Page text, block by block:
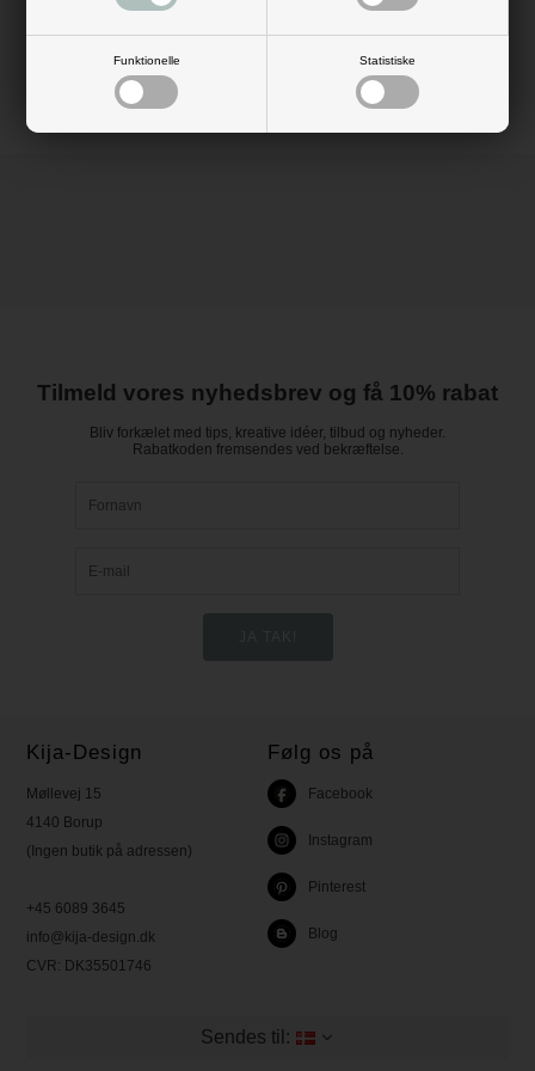
Funktionelle Statistiske
Materiale: papir 160 gram
Tilmeld vores nyhedsbrev og få 10% rabat
Bliv forkælet med tips, kreative idéer, tilbud og nyheder.
Rabatkoden fremsendes ved bekræftelse.
Kija-Design
Møllevej 15
4140 Borup
(Ingen butik på adressen)
+45 6089 3645
info@kija-design.dk
CVR: DK35501746
Følg os på
Facebook
Instagram
Pinterest
Blog
Sendes til: